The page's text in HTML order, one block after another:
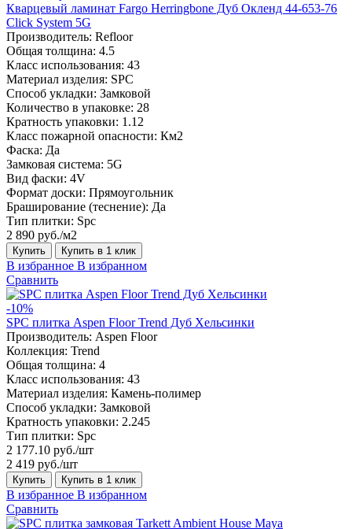
Кварцевый ламинат Fargo Herringbone Дуб Окленд 44-653-76
Click System 5G
Производитель: Refloor
Общая толщина: 4.5
Класс использования: 43
Материал изделия: SPC
Способ укладки: Замковой
Количество в упаковке: 28
Кратность упаковки: 1.12
Класс пожарной опасности: Км2
Фаска: Да
Замковая система: 5G
Вид фаски: 4V
Формат доски: Прямоугольник
Браширование (теснение): Да
Тип плитки: Spc
2 890 руб./м2
Купить Купить в 1 клик
В избранное В избранном
Сравнить
-10%
SPC плитка Aspen Floor Trend Дуб Хельсинки
Производитель: Aspen Floor
Коллекция: Trend
Общая толщина: 4
Класс использования: 43
Материал изделия: Камень-полимер
Способ укладки: Замковой
Кратность упаковки: 2.245
Тип плитки: Spc
2 177.10 руб./шт
2 419 руб./шт
Купить Купить в 1 клик
В избранное В избранном
Сравнить